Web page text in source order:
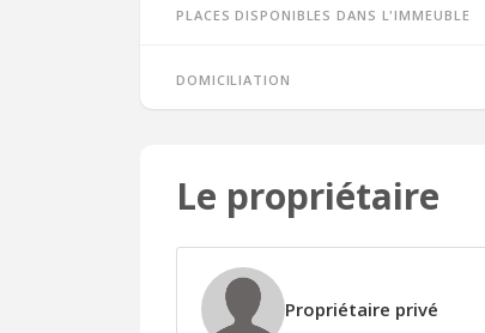
Places disponibles dans l'immeuble
Domiciliation
Le propriétaire
Propriétaire privé